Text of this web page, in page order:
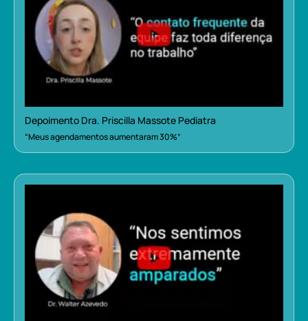
Depoimento Dra. Priscilla Massote Pediatra
“Meus agendamentos aumentaram 30%”